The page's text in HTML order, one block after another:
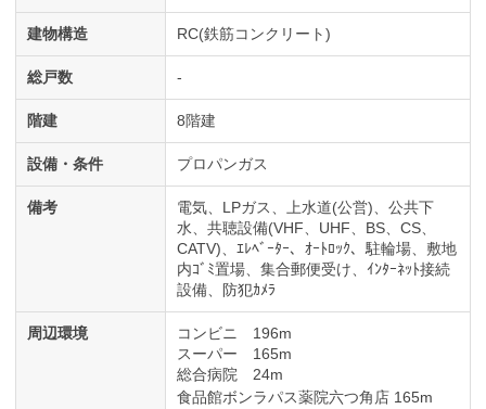
建物構造 RC(鉄筋コンクリート)
総戸数 -
階建 8階建
設備・条件 プロパンガス
備考
電気、LPガス、上水道(公営)、公共下
水、共聴設備(VHF、UHF、BS、CS、
CATV)、ｴﾚﾍﾞｰﾀｰ、ｵｰﾄﾛｯｸ、駐輪場、敷地
内ｺﾞﾐ置場、集合郵便受け、ｲﾝﾀｰﾈｯﾄ接続
設備、防犯ｶﾒﾗ
周辺環境
コンビニ 196m
スーパー 165m
総合病院 24m
食品館ボンラパス薬院六つ角店 165m